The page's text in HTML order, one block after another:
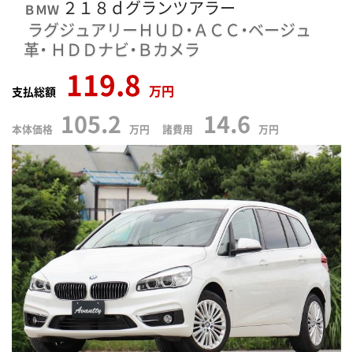
ＢＭＷ ２１８ｄグランツアラー
ラグジュアリーＨＵＤ・ＡＣＣ・ベージュ
革・ ＨＤＤナビ・Ｂカメラ
支払総額 119.8 万円
本体価格 105.2 万円 諸費用 14.6 万円